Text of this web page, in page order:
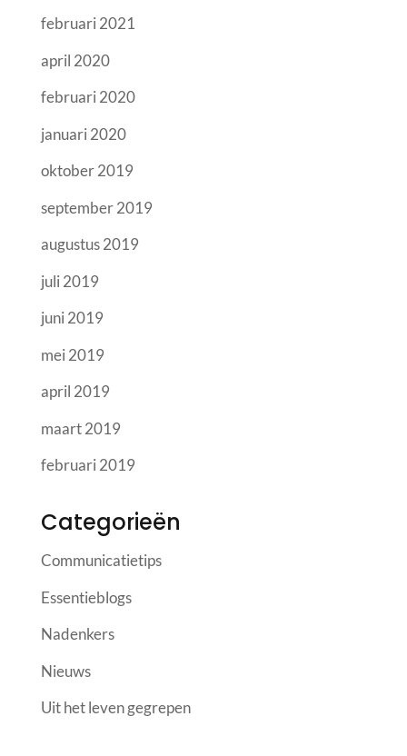
februari 2021
april 2020
februari 2020
januari 2020
oktober 2019
september 2019
augustus 2019
juli 2019
juni 2019
mei 2019
april 2019
maart 2019
februari 2019
Categorieën
Communicatietips
Essentieblogs
Nadenkers
Nieuws
Uit het leven gegrepen